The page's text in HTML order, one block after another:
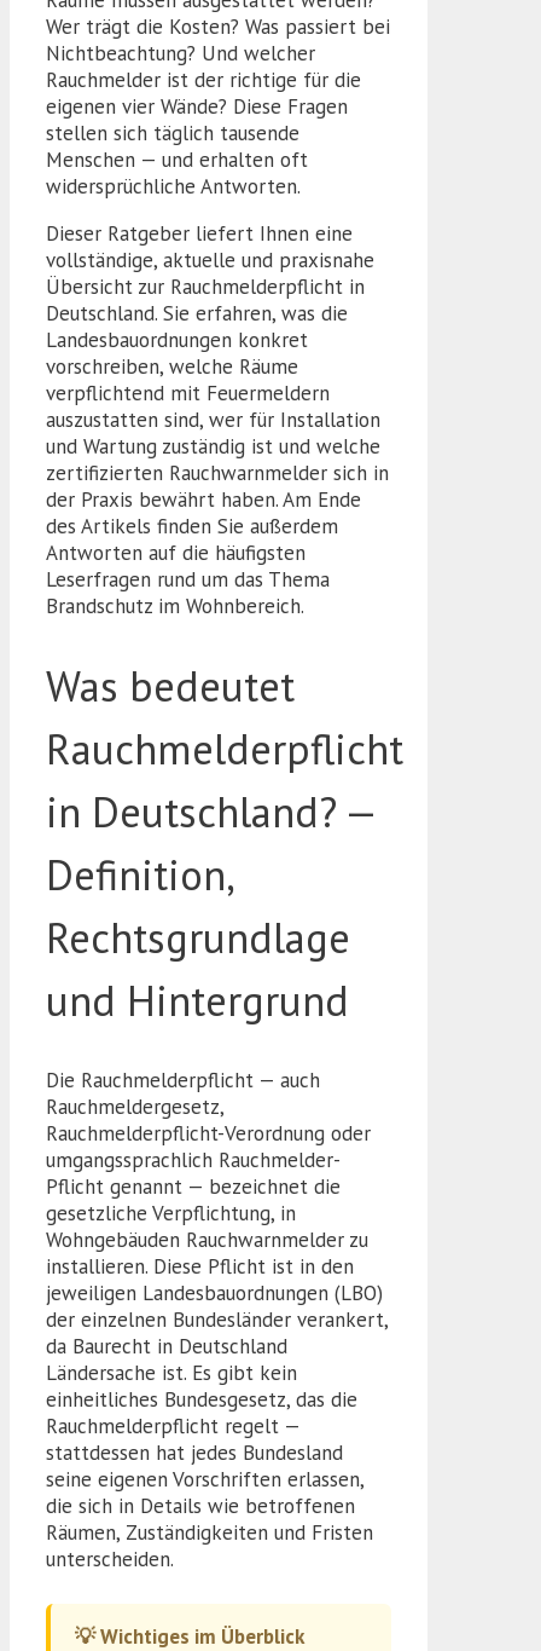
Wer trägt die Kosten? Was passiert bei
Nichtbeachtung? Und welcher
Rauchmelder ist der richtige für die
eigenen vier Wände? Diese Fragen
stellen sich täglich tausende
Menschen — und erhalten oft
widersprüchliche Antworten.
Dieser Ratgeber liefert Ihnen eine
vollständige, aktuelle und praxisnahe
Übersicht zur Rauchmelderpflicht in
Deutschland. Sie erfahren, was die
Landesbauordnungen konkret
vorschreiben, welche Räume
verpflichtend mit Feuermeldern
auszustatten sind, wer für Installation
und Wartung zuständig ist und welche
zertifizierten Rauchwarnmelder sich in
der Praxis bewährt haben. Am Ende
des Artikels finden Sie außerdem
Antworten auf die häufigsten
Leserfragen rund um das Thema
Brandschutz im Wohnbereich.
Was bedeutet
Rauchmelderpflicht
in Deutschland? —
Definition,
Rechtsgrundlage
und Hintergrund
Die Rauchmelderpflicht — auch
Rauchmeldergesetz,
Rauchmelderpflicht-Verordnung oder
umgangssprachlich Rauchmelder-
Pflicht genannt — bezeichnet die
gesetzliche Verpflichtung, in
Wohngebäuden Rauchwarnmelder zu
installieren. Diese Pflicht ist in den
jeweiligen Landesbauordnungen (LBO)
der einzelnen Bundesländer verankert,
da Baurecht in Deutschland
Ländersache ist. Es gibt kein
einheitliches Bundesgesetz, das die
Rauchmelderpflicht regelt —
stattdessen hat jedes Bundesland
seine eigenen Vorschriften erlassen,
die sich in Details wie betroffenen
Räumen, Zuständigkeiten und Fristen
unterscheiden.
💡 Wichtiges im Überblick